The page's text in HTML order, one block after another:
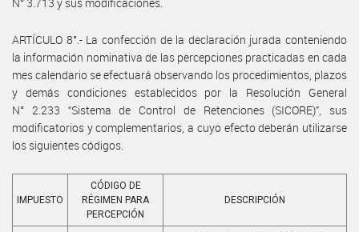
ARTÍCULO 8°.- La confección de la declaración jurada conteniendo
la información nominativa de las percepciones practicadas en cada
mes calendario se efectuará observando los procedimientos, plazos
y demás condiciones establecidos por la Resolución General
N° 2.233 “Sistema de Control de Retenciones (SICORE)”, sus
modificatorios y complementarios, a cuyo efecto deberán utilizarse
los siguientes códigos.
IMPUESTO
CÓDIGO DE
RÉGIMEN PARA
PERCEPCIÓN
DESCRIPCIÓN